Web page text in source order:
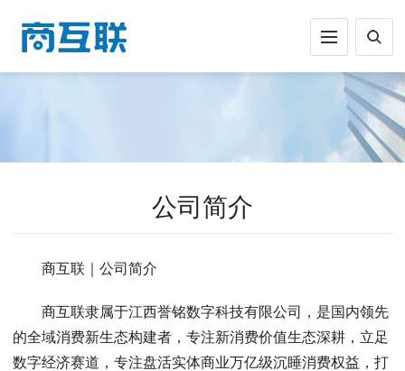
公司简介
商互联｜公司简介
商互联隶属于江西誉铭数字科技有限公司，是国内领先
的全域消费新生态构建者，专注新消费价值生态深耕，立足
数字经济赛道，专注盘活实体商业万亿级沉睡消费权益，打